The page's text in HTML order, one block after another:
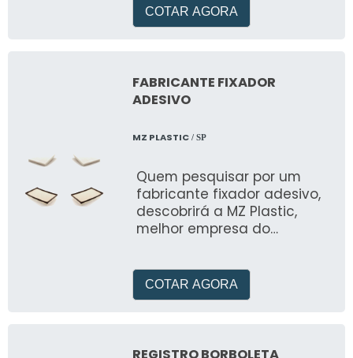
COTAR AGORA
FABRICANTE FIXADOR
ADESIVO
MZ PLASTIC/ SP
Quem pesquisar por um
fabricante fixador adesivo,
descobrirá a MZ Plastic,
melhor empresa do
COTAR AGORA